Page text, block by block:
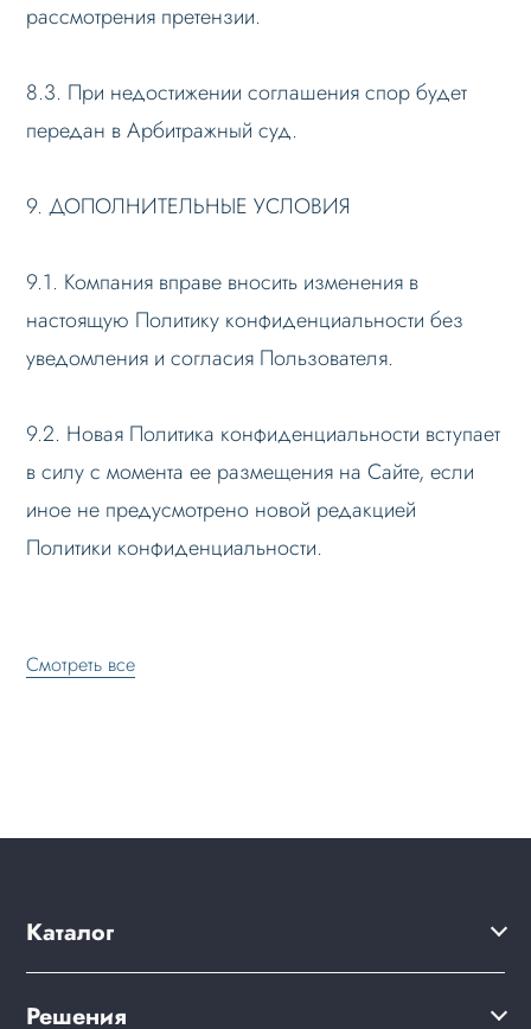
рассмотрения претензии.
8.3. При недостижении соглашения спор будет
передан в Арбитражный суд.
9. ДОПОЛНИТЕЛЬНЫЕ УСЛОВИЯ
9.1. Компания вправе вносить изменения в
настоящую Политику конфиденциальности без
уведомления и согласия Пользователя.
9.2. Новая Политика конфиденциальности вступает
в силу с момента ее размещения на Сайте, если
иное не предусмотрено новой редакцией
Политики конфиденциальности.
Смотреть все
Каталог
Решения